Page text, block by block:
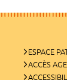
ESPACE
ACCÈS